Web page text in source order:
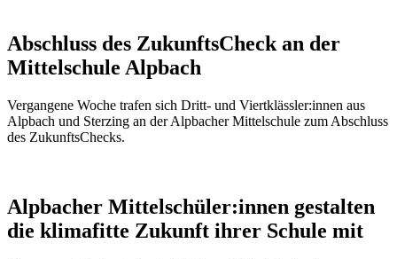
Abschluss des ZukunftsCheck an der
Mittelschule Alpbach
Vergangene Woche trafen sich Dritt- und Viertklässler:innen aus
Alpbach und Sterzing an der Alpbacher Mittelschule zum Abschluss
des ZukunftsChecks.
Alpbacher Mittelschüler:innen gestalten
die klimafitte Zukunft ihrer Schule mit